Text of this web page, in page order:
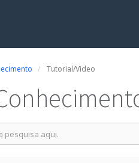
Tutorial/Video